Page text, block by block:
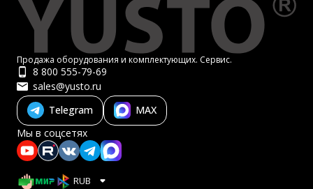
Продажа оборудования и комплектующих. Сервис.
8 800 555-79-69
sales@yusto.ru
Telegram
MAX
Мы в соцсетях
RUB